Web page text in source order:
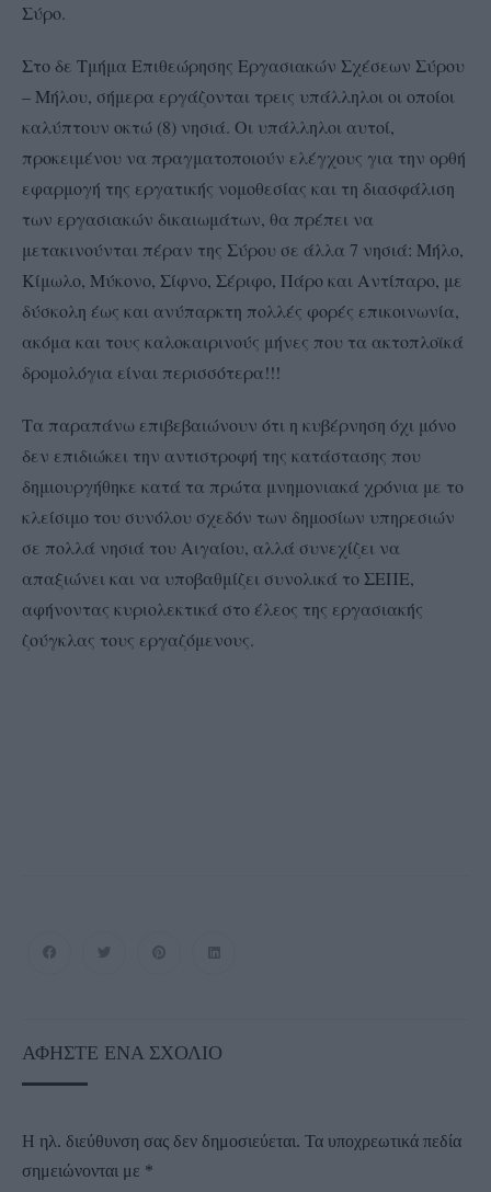
Σύρο.
Στο δε Τμήμα Επιθεώρησης Εργασιακών Σχέσεων Σύρου
– Μήλου, σήμερα εργάζονται τρεις υπάλληλοι οι οποίοι
καλύπτουν οκτώ (8) νησιά. Οι υπάλληλοι αυτοί,
προκειμένου να πραγματοποιούν ελέγχους για την ορθή
εφαρμογή της εργατικής νομοθεσίας και τη διασφάλιση
των εργασιακών δικαιωμάτων, θα πρέπει να
μετακινούνται πέραν της Σύρου σε άλλα 7 νησιά: Μήλο,
Κίμωλο, Μύκονο, Σίφνο, Σέριφο, Πάρο και Αντίπαρο, με
δύσκολη έως και ανύπαρκτη πολλές φορές επικοινωνία,
ακόμα και τους καλοκαιρινούς μήνες που τα ακτοπλοϊκά
δρομολόγια είναι περισσότερα!!!
Τα παραπάνω επιβεβαιώνουν ότι η κυβέρνηση όχι μόνο
δεν επιδιώκει την αντιστροφή της κατάστασης που
δημιουργήθηκε κατά τα πρώτα μνημονιακά χρόνια με το
κλείσιμο του συνόλου σχεδόν των δημοσίων υπηρεσιών
σε πολλά νησιά του Αιγαίου, αλλά συνεχίζει να
απαξιώνει και να υποβαθμίζει συνολικά το ΣΕΠΕ,
αφήνοντας κυριολεκτικά στο έλεος της εργασιακής
ζούγκλας τους εργαζόμενους.
ΑΦΉΣΤΕ ΈΝΑ ΣΧΌΛΙΟ
Η ηλ. διεύθυνση σας δεν δημοσιεύεται. Τα υποχρεωτικά πεδία
σημειώνονται με *